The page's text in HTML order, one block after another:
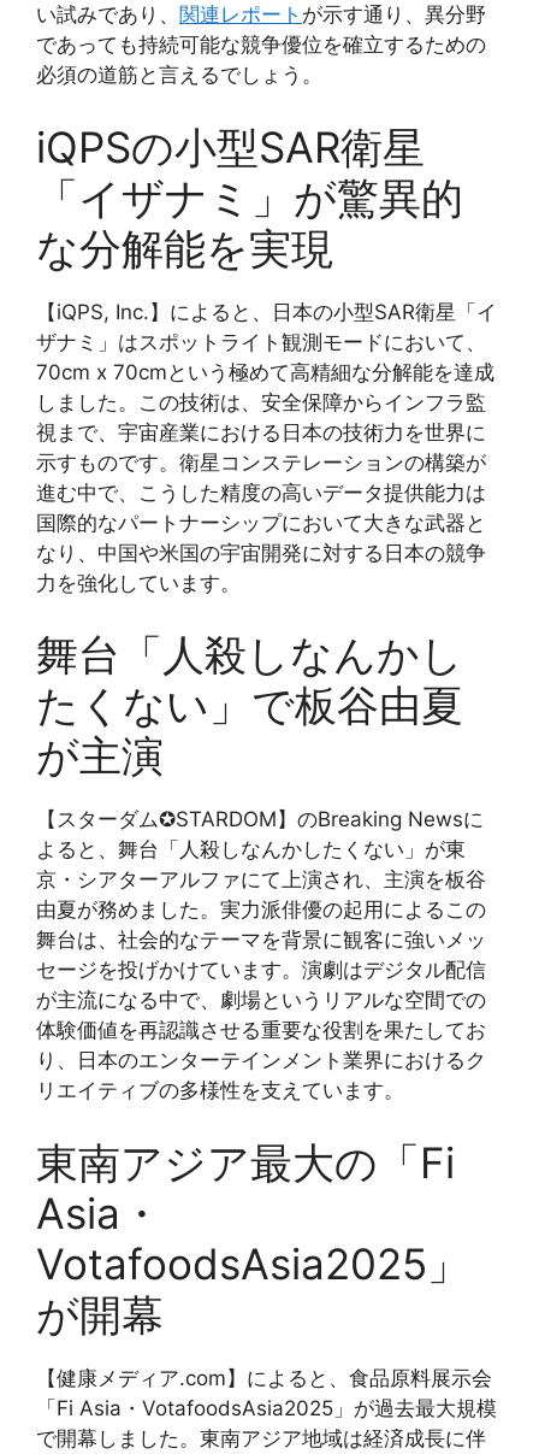
い試みであり、 関連レポート が示す通り、異分野
であっても持続可能な競争優位を確立するための
必須の道筋と言えるでしょう。
iQPSの小型SAR衛星
「イザナミ」が驚異的
な分解能を実現
【iQPS, Inc.】によると、日本の小型SAR衛星「イ
ザナミ」はスポットライト観測モードにおいて、
70cm x 70cmという極めて高精細な分解能を達成
しました。この技術は、安全保障からインフラ監
視まで、宇宙産業における日本の技術力を世界に
示すものです。衛星コンステレーションの構築が
進む中で、こうした精度の高いデータ提供能力は
国際的なパートナーシップにおいて大きな武器と
なり、中国や米国の宇宙開発に対する日本の競争
力を強化しています。
舞台「人殺しなんかし
たくない」で板谷由夏
が主演
【スターダム✪STARDOM】のBreaking Newsに
よると、舞台「人殺しなんかしたくない」が東
京・シアターアルファにて上演され、主演を板谷
由夏が務めました。実力派俳優の起用によるこの
舞台は、社会的なテーマを背景に観客に強いメッ
セージを投げかけています。演劇はデジタル配信
が主流になる中で、劇場というリアルな空間での
体験価値を再認識させる重要な役割を果たしてお
り、日本のエンターテインメント業界におけるク
リエイティブの多様性を支えています。
東南アジア最大の「Fi
Asia・
VotafoodsAsia2025」
が開幕
【健康メディア.com】によると、食品原料展示会
「Fi Asia・VotafoodsAsia2025」が過去最大規模
で開幕しました。東南アジア地域は経済成長に伴